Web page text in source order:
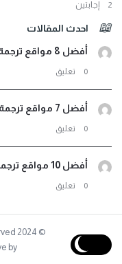
‫2 إجابتين
احدث المقالات
أفضل 8 مواقع ترجمة من عربي لأثيوبي صوت ونصوص مجانية
‫0 تعليق
أفضل 7 مواقع ترجمة من عربي إلى اندونيسيا فورية مجانية
‫0 تعليق
أفضل 10 مواقع ترجمة عربي فرنسي لترجمة مجانية احترافية
‫0 تعليق
© 2024 Tdalil.com. All Rights Reserved
by